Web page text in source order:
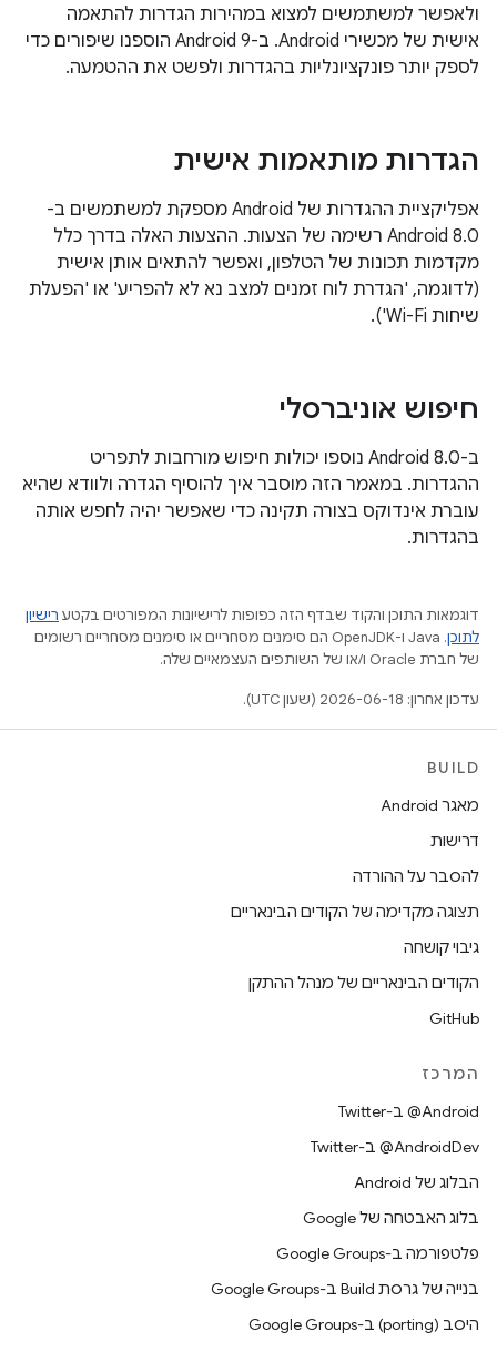
ולאפשר למשתמשים למצוא במהירות הגדרות להתאמה
אישית של מכשירי Android. ב-Android 9 הוספנו שיפורים כדי
לספק יותר פונקציונליות בהגדרות ולפשט את ההטמעה.
הגדרות מותאמות אישית
אפליקציית ההגדרות של Android מספקת למשתמשים ב-
Android 8.0 רשימה של הצעות. ההצעות האלה בדרך כלל
מקדמות תכונות של הטלפון, ואפשר להתאים אותן אישית
(לדוגמה, 'הגדרת לוח זמנים למצב נא לא להפריע' או 'הפעלת
שיחות Wi-Fi').
חיפוש אוניברסלי
ב-Android 8.0 נוספו יכולות חיפוש מורחבות לתפריט
ההגדרות. במאמר הזה מוסבר איך להוסיף הגדרה ולוודא שהיא
עוברת אינדוקס בצורה תקינה כדי שאפשר יהיה לחפש אותה
בהגדרות.
דוגמאות התוכן והקוד שבדף הזה כפופות לרישיונות המפורטים בקטע רישיון
לתוכן
.‏ Java ו-OpenJDK הם סימנים מסחריים או סימנים מסחריים רשומים
של חברת Oracle ו/או של השותפים העצמאיים שלה.
עדכון אחרון: 2026-06-18 (שעון UTC).
BUILD
מאגר Android
דרישות
להסבר על ההורדה
תצוגה מקדימה של הקודים הבינאריים
גיבוי קושחה
הקודים הבינאריים של מנהל ההתקן
GitHub
המרכז
‎@Android ב-Twitter
‎@AndroidDev ב-Twitter
הבלוג של Android
בלוג האבטחה של Google
פלטפורמה ב-Google Groups
בנייה של גרסת Build ב-Google Groups
היסב (porting) ב-Google Groups